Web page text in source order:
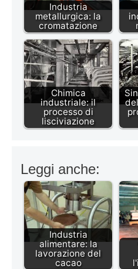
Industria
metallurgica: la
cromatazione
Chimica
industriale: il
processo di
lisciviazione
Leggi anche:
Industria
alimentare: la
lavorazione del
cacao